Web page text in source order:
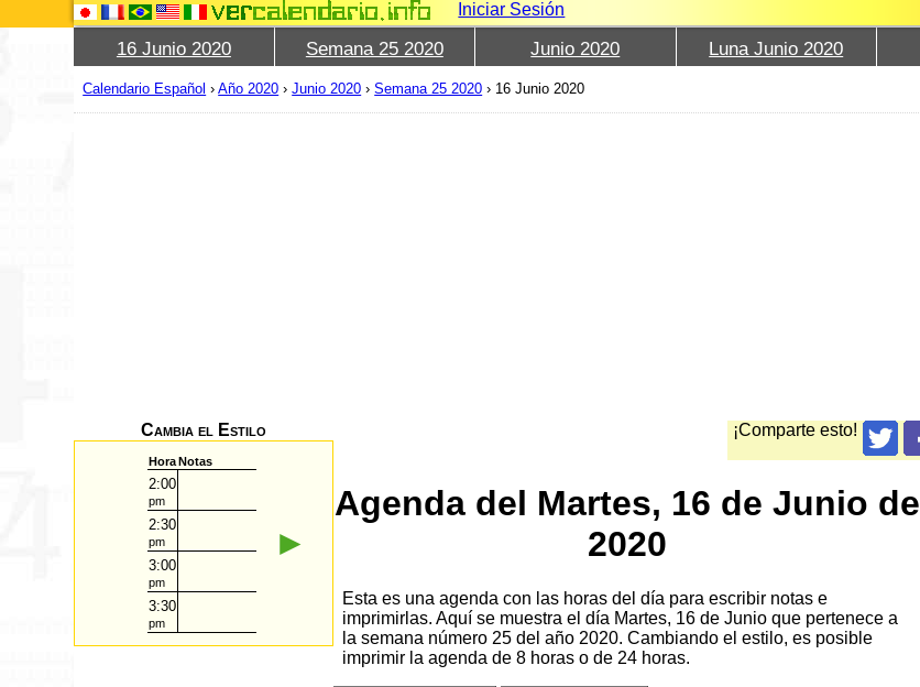
Iniciar Sesión
16 Junio 2020 Semana 25 2020 Junio 2020 Luna Junio 2020
Calendario Español ›Año 2020 ›Junio 2020 ›Semana 25 2020 › 16 Junio 2020
¡Comparte esto!
Cambia el Estilo
HoraNotas
2:00
pm
2:30
pm
3:00
pm
3:30
pm
►
Agenda del Martes, 16 de Junio de
2020
Esta es una agenda con las horas del día para escribir notas e
imprimirlas. Aquí se muestra el día Martes, 16 de Junio que pertenece a
la semana número 25 del año 2020. Cambiando el estilo, es posible
imprimir la agenda de 8 horas o de 24 horas.